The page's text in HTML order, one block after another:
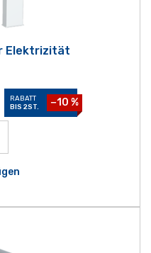
Elektrizität
RABATT
BIS 2ST.
−10 %